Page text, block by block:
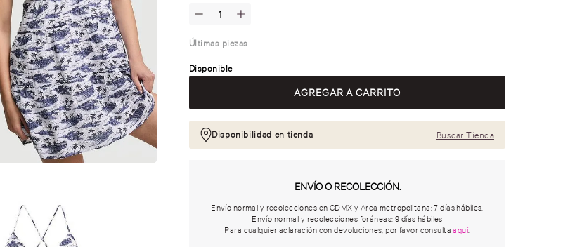
Últimas piezas
Disponible
Disponibilidad en tienda Buscar Tienda
ENVÍO O RECOLECCIÓN.
Envío normal y recolecciones en CDMX y Area metropolitana: 7 días hábiles.
Envío normal y recolecciones foráneas: 9 días hábiles
Para cualquier aclaración con devoluciones, por favor consultaaquí.